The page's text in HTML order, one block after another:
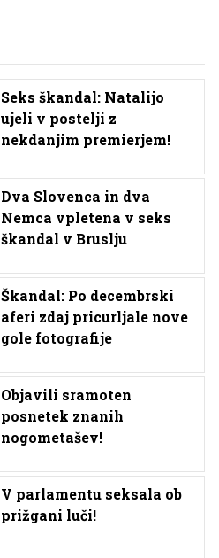
Seks škandal: Natalijo
ujeli v postelji z
nekdanjim premierjem!
Dva Slovenca in dva
Nemca vpletena v seks
škandal v Bruslju
Škandal: Po decembrski
aferi zdaj pricurljale nove
gole fotografije
Objavili sramoten
posnetek znanih
nogometašev!
V parlamentu seksala ob
prižgani luči!